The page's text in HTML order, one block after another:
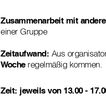
Zusammenarbeit mit
einer Gruppe
Zeitaufwand: Aus
Wocheregelmäßig kommen.
Zeit: jeweils von 13.00 -